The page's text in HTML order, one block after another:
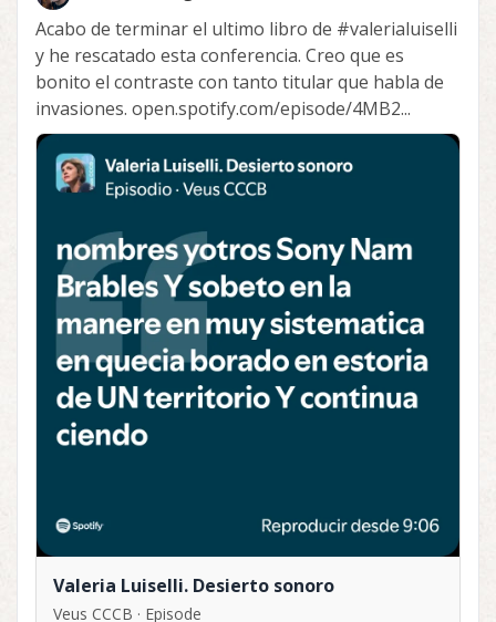
Acabo de terminar el ultimo libro de #valerialuiselli
y he rescatado esta conferencia. Creo que es
bonito el contraste con tanto titular que habla de
invasiones. open.spotify.com/episode/4MB2...
Valeria Luiselli. Desierto sonoro
Veus CCCB · Episode